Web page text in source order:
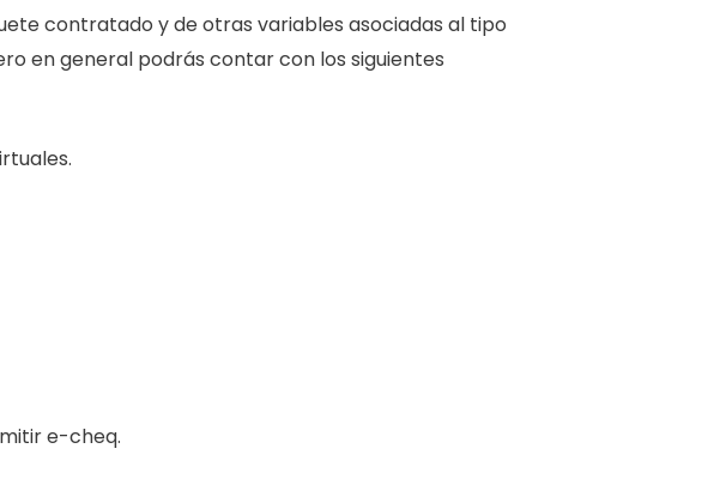
contratado y de otras variables asociadas al tipo
en general podrás contar con los siguientes
e-cheq.